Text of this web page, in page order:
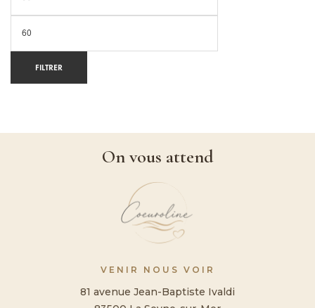
FILTRER
On vous attend
VENIR NOUS VOIR
81 avenue Jean-Baptiste Ivaldi